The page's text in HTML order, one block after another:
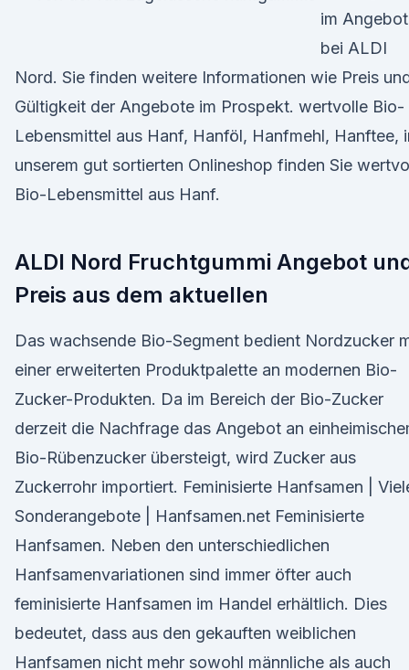
im Angebot
bei ALDI
Nord. Sie finden weitere Informationen wie Preis
Gültigkeit der Angebote im Prospekt. wertvolle Bio-
Lebensmittel aus Hanf, Hanföl, Hanfmehl, Hanftee,
unserem gut sortierten Onlineshop finden Sie
Bio-Lebensmittel aus Hanf.
ALDI Nord Fruchtgummi Angebot
Preis aus dem aktuellen
Das wachsende Bio-Segment bedient Nordzucker
einer erweiterten Produktpalette an modernen Bio-
Zucker-Produkten. Da im Bereich der Bio-Zucker
derzeit die Nachfrage das Angebot an
Bio-Rübenzucker übersteigt, wird Zucker aus
Zuckerrohr importiert. Feminisierte Hanfsamen |
Sonderangebote | Hanfsamen.net Feminisierte
Hanfsamen. Neben den unterschiedlichen
Hanfsamenvariationen sind immer öfter auch
feminisierte Hanfsamen im Handel erhältlich. Dies
bedeutet, dass aus den gekauften weiblichen
Hanfsamen nicht mehr sowohl männliche als auch